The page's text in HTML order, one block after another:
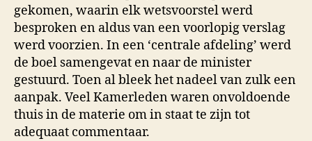
gekomen, waarin elk wetsvoorstel werd
besproken en aldus van een voorlopig verslag
werd voorzien. In een ‘centrale afdeling’ werd
de boel samengevat en naar de minister
gestuurd. Toen al bleek het nadeel van zulk een
aanpak. Veel Kamerleden waren onvoldoende
thuis in de materie om in staat te zijn tot
adequaat commentaar.